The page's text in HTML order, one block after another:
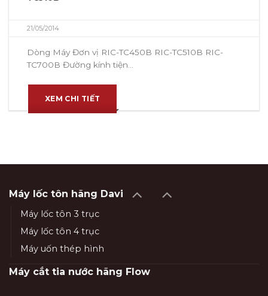
21/05/2014
Dòng Máy Đơn vị RIC-TC450B RIC-TC510B RIC-
TC700B Đường kính tiện...
XEM CHI TIẾT
Máy lốc tôn hãng Davi
Máy lốc tôn 3 trục
Máy lốc tôn 4 trục
Máy uốn thép hình
Máy cắt tia nước hãng Flow